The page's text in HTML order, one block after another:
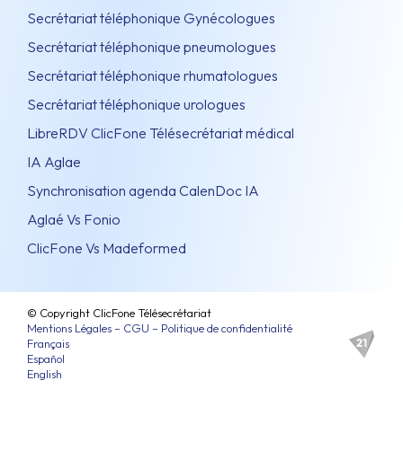
Secrétariat téléphonique Gynécologues
Secrétariat téléphonique pneumologues
Secrétariat téléphonique rhumatologues
Secrétariat téléphonique urologues
LibreRDV ClicFone Télésecrétariat médical
IA Aglae
Synchronisation agenda CalenDoc IA
Aglaé Vs Fonio
ClicFone Vs Madeformed
© Copyright ClicFone Télésecrétariat
Mentions Légales – CGU – Politique de confidentialité
Français
Español
English